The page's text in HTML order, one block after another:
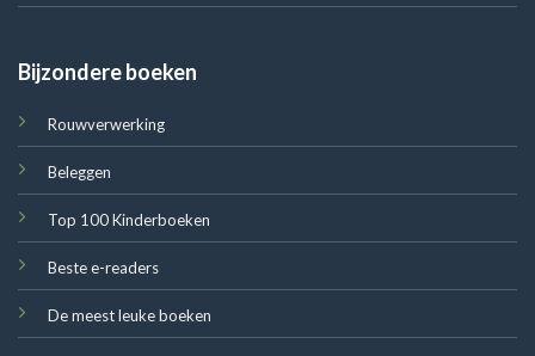
Bijzondere boeken
Rouwverwerking
Beleggen
Top 100 Kinderboeken
Beste e-readers
De meest leuke boeken